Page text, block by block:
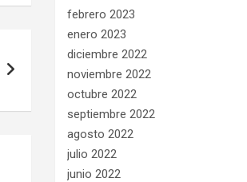
febrero 2023
enero 2023
diciembre 2022
noviembre 2022
octubre 2022
septiembre 2022
agosto 2022
julio 2022
junio 2022